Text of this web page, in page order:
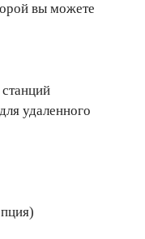
вы можете
удаленного